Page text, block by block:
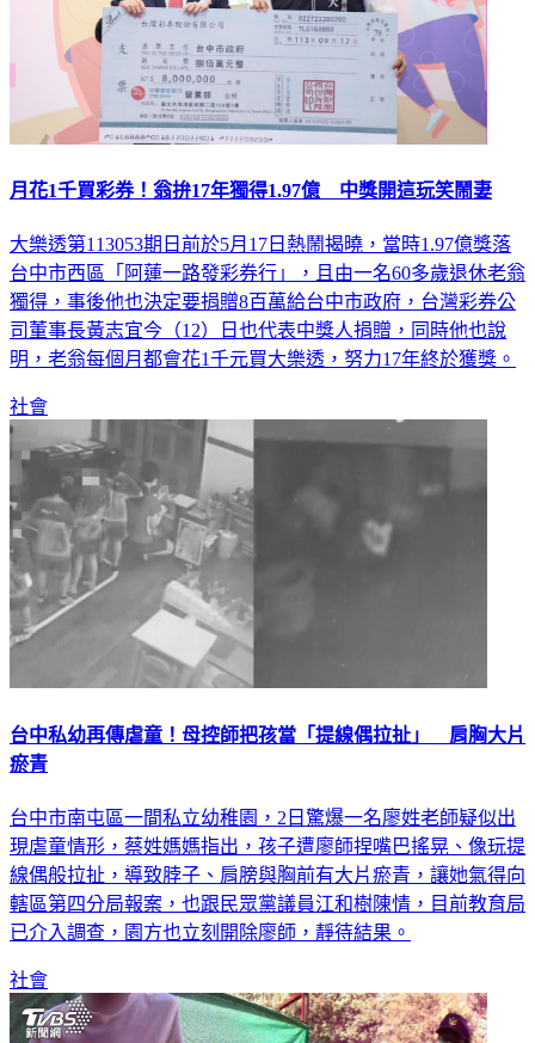
月花1千買彩券！翁拚17年獨得1.97億 中獎開這玩笑鬧妻
大樂透第113053期日前於5月17日熱鬧揭曉，當時1.97億獎落
台中市西區「阿蓮一路發彩券行」，且由一名60多歲退休老翁
獨得，事後他也決定要捐贈8百萬給台中市政府，台灣彩券公
司董事長黃志宜今（12）日也代表中獎人捐贈，同時他也說
明，老翁每個月都會花1千元買大樂透，努力17年終於獲獎。
社會
台中私幼再傳虐童！母控師把孩當「提線偶拉扯」 肩胸大片
瘀青
台中市南屯區一間私立幼稚園，2日驚爆一名廖姓老師疑似出
現虐童情形，蔡姓媽媽指出，孩子遭廖師捏嘴巴搖晃、像玩提
線偶般拉扯，導致脖子、肩膀與胸前有大片瘀青，讓她氣得向
轄區第四分局報案，也跟民眾黨議員江和樹陳情，目前教育局
已介入調查，園方也立刻開除廖師，靜待結果。
社會